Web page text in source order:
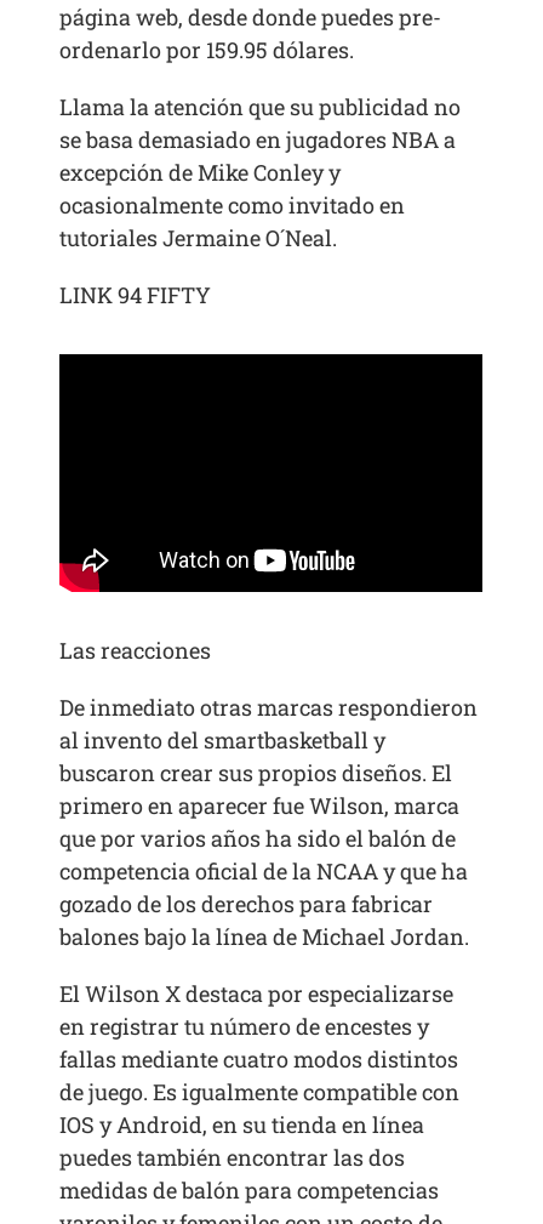
página web, desde donde puedes pre-
ordenarlo por 159.95 dólares.
Llama la atención que su publicidad no
se basa demasiado en jugadores NBA a
excepción de Mike Conley y
ocasionalmente como invitado en
tutoriales Jermaine O´Neal.
LINK 94 FIFTY
Las reacciones
De inmediato otras marcas respondieron
al invento del smartbasketball y
buscaron crear sus propios diseños. El
primero en aparecer fue Wilson, marca
que por varios años ha sido el balón de
competencia oficial de la NCAA y que ha
gozado de los derechos para fabricar
balones bajo la línea de Michael Jordan.
El Wilson X destaca por especializarse
en registrar tu número de encestes y
fallas mediante cuatro modos distintos
de juego. Es igualmente compatible con
IOS y Android, en su tienda en línea
puedes también encontrar las dos
medidas de balón para competencias